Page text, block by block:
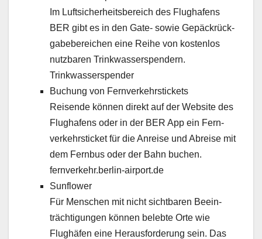
Im Luft­sicher­heits­bere­ich des Flughafens
BER gibt es in den Gate- sowie Gepäck­rück­
gabebere­ichen eine Rei­he von kosten­los
nutzbaren Trinkwasser­spendern.
Trinkwasser­spender
Buchung von Fer­n­verkehr­stick­ets
Reisende kön­nen direkt auf der Web­site des
Flughafens oder in der BER App ein Fer­n­
verkehr­stick­et für die Anreise und Abreise mit
dem Fern­bus oder der Bahn buchen.
fernverkehr.berlin-airport.de
Sun­flower
Für Men­schen mit nicht sicht­baren Beein­
träch­ti­gun­gen kön­nen belebte Orte wie
Flughäfen eine Her­aus­forderung sein. Das